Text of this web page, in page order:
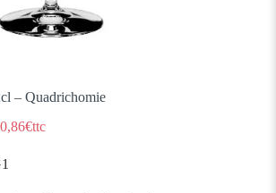
– Quadrichomie
€ttc